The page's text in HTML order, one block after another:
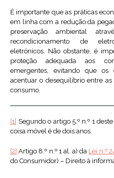
É importante que as práticas
em linha com a redução da
preservação ambiental
recondicionamento de
eletrónicos. Não obstante, é
proteção adequada aos
emergentes, evitando que os
acentuar o desequilíbrio entre
consumo.
[1] Segundo o artigo 5.º n.º 1
coisa móvel é de dois anos.
[2] Artigo 8.º n.º 1 al. a) da Lei n.º
do Consumidor) – Direito à